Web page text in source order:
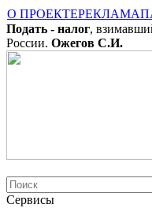
О ПРОЕКТЕРЕКЛАМА
Подать - налог,
России. Ожегов С.И.
Сервисы